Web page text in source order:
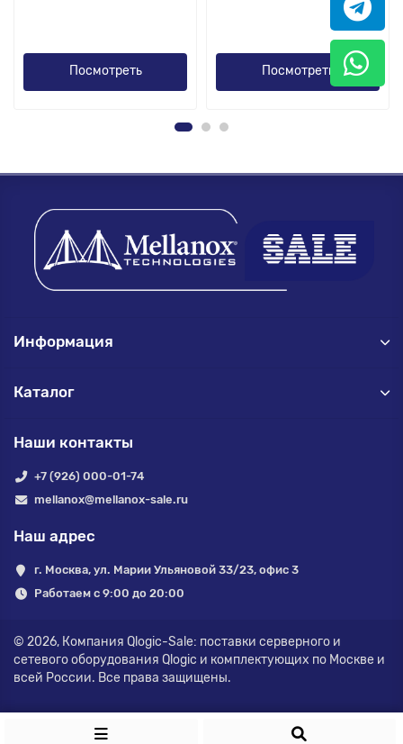
Посмотреть Посмотреть
Информация
Каталог
Наши контакты
+7 (926) 000-01-74
mellanox@mellanox-sale.ru
Наш адрес
г. Москва, ул. Марии Ульяновой 33/23, офис 3
Работаем с 9:00 до 20:00
© 2026, Компания Qlogic-Sale: поставки серверного и
сетевого оборудования Qlogic и комплектующих по Москве и
всей России. Все права защищены.